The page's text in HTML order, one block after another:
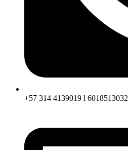
+57 314 4139019 l 6018513032